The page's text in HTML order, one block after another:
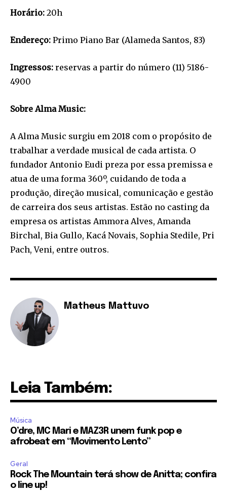
Horário: 20h
Endereço: Primo Piano Bar (Alameda Santos, 83)
Ingressos: reservas a partir do número (11) 5186-
4900
Sobre Alma Music:
A Alma Music surgiu em 2018 com o propósito de
trabalhar a verdade musical de cada artista. O
fundador Antonio Eudi preza por essa premissa e
atua de uma forma 360º, cuidando de toda a
produção, direção musical, comunicação e gestão
de carreira dos seus artistas. Estão no casting da
empresa os artistas Ammora Alves, Amanda
Birchal, Bia Gullo, Kacá Novais, Sophia Stedile, Pri
Pach, Veni, entre outros.
Matheus Mattuvo
Leia Também:
Música
O’dre, MC Mari e MAZ3R unem funk pop e
afrobeat em “Movimento Lento”
Geral
Rock The Mountain terá show de Anitta; confira
o line up!